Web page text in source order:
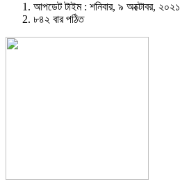
আপডেট টাইম : শনিবার, ৯ অক্টোবর, ২০২১
৮৪২ বার পঠিত